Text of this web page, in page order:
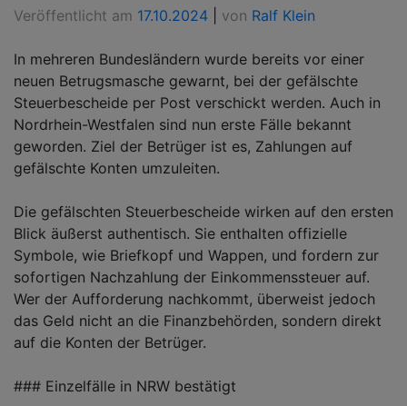
Veröffentlicht am 17.10.2024 von Ralf Klein
In mehreren Bundesländern wurde bereits vor einer
neuen Betrugsmasche gewarnt, bei der gefälschte
Steuerbescheide per Post verschickt werden. Auch in
Nordrhein-Westfalen sind nun erste Fälle bekannt
geworden. Ziel der Betrüger ist es, Zahlungen auf
gefälschte Konten umzuleiten.
Die gefälschten Steuerbescheide wirken auf den ersten
Blick äußerst authentisch. Sie enthalten offizielle
Symbole, wie Briefkopf und Wappen, und fordern zur
sofortigen Nachzahlung der Einkommenssteuer auf.
Wer der Aufforderung nachkommt, überweist jedoch
das Geld nicht an die Finanzbehörden, sondern direkt
auf die Konten der Betrüger.
### Einzelfälle in NRW bestätigt